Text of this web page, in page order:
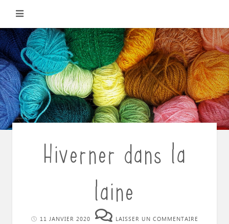
content
Hiverner dans la
laine
11 JANVIER 2020 LAISSER UN COMMENTAIRE